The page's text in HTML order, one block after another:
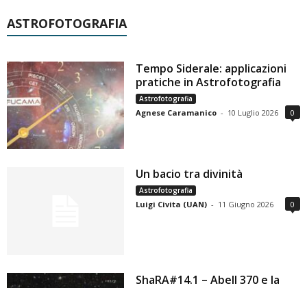
ASTROFOTOGRAFIA
Tempo Siderale: applicazioni
pratiche in Astrofotografia
Astrofotografia
Agnese Caramanico - 10 Luglio 2026 0
Un bacio tra divinità
Astrofotografia
Luigi Civita (UAN) - 11 Giugno 2026 0
ShaRA#14.1 – Abell 370 e la